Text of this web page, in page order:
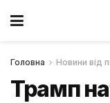
Головна Новини від
Трамп